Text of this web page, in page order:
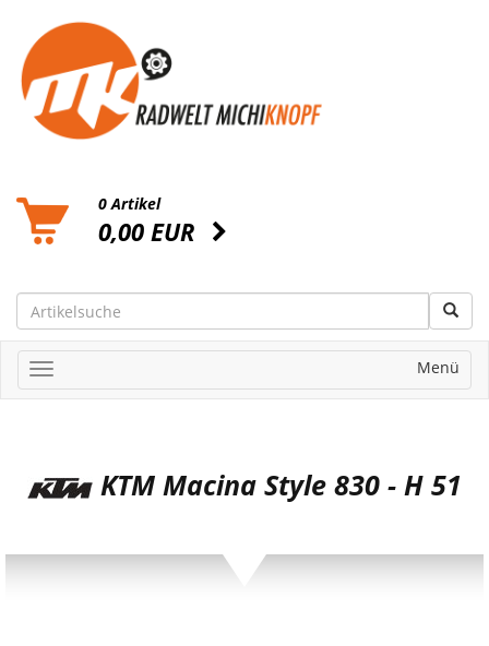
0 Artikel
0,00 EUR
Menü
KTM Macina Style 830 - H 51